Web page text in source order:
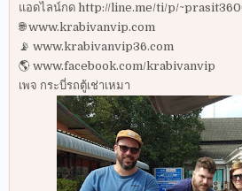
แอดไลน์กด http://line.me/ti/p/
🌐 www.krabivanvip.com
📡 www.krabivanvip36.com
🌎 www.facebook.com/krabivanvip
เพจ กระบี่รถตู้เช่าเหมา